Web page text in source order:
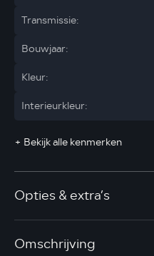
Transmissie:
Bouwjaar:
Kleur:
Interieurkleur:
+ Bekijk alle kenmerken
Opties & extra’s
Omschrijving